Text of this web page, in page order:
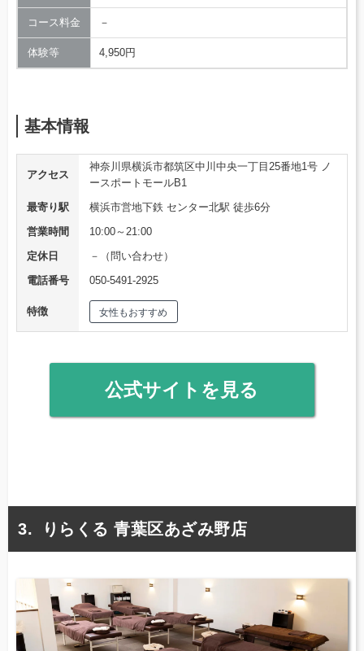
コース料金 －
体験等 4,950円
基本情報
アクセス
神奈川県横浜市都筑区中川中央一丁目25番地1号 ノ
ースポートモールB1
最寄り駅
横浜市営地下鉄 センター北駅 徒歩6分
営業時間
10:00～21:00
定休日
－（問い合わせ）
電話番号
050-5491-2925
特徴 女性もおすすめ
公式サイトを見る
りらくる 青葉区あざみ野店